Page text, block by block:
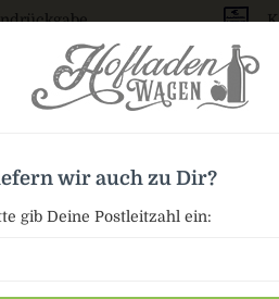
alkoholfrei
wir auch zu Dir?
gib Deine Postleitzahl ein: